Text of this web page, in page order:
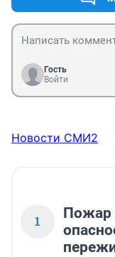
Гость
Войти
Новости СМИ2
1
Пожар